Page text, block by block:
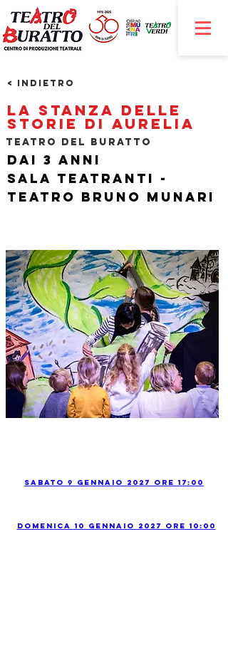
< Indietro
La stanza delle
storie di Aurelia
Teatro del Buratto
Dai 3 anni
Sala Teatranti -
Teatro Bruno Munari
​
Sabato 9 Gennaio 2027 ore 17:00
Domenica 10 Gennaio 2027 ore 10:00